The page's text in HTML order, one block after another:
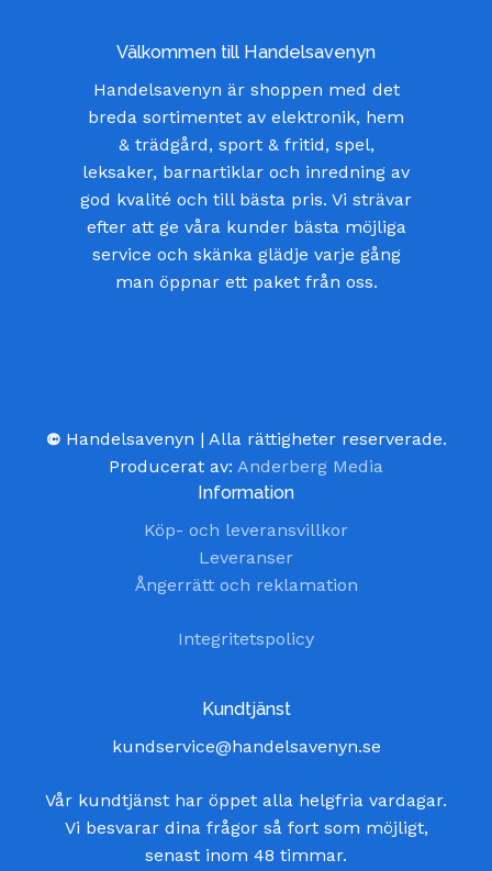
Välkommen till Handelsavenyn
Handelsavenyn är shoppen med det
breda sortimentet av elektronik, hem
& trädgård, sport & fritid, spel,
leksaker, barnartiklar och inredning av
god kvalité och till bästa pris. Vi strävar
efter att ge våra kunder bästa möjliga
service och skänka glädje varje gång
man öppnar ett paket från oss.
© Handelsavenyn | Alla rättigheter reserverade.
Producerat av: Anderberg Media
Information
Köp- och leveransvillkor
Leveranser
Ångerrätt och reklamation
Integritetspolicy
Kundtjänst
kundservice@handelsavenyn.se
Vår kundtjänst har öppet alla helgfria vardagar.
Vi besvarar dina frågor så fort som möjligt,
senast inom 48 timmar.